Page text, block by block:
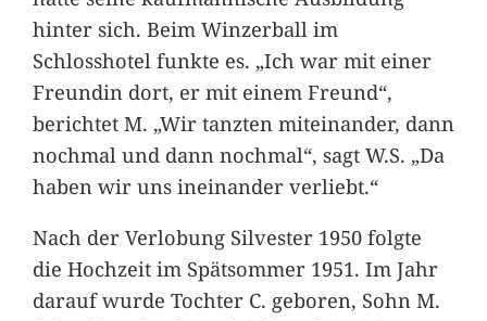
hinter sich. Beim Winzerball im
Schlosshotel funkte es. „Ich war mit einer
Freundin dort, er mit einem Freund“,
berichtet M. „Wir tanzten miteinander, dann
nochmal und dann nochmal“, sagt W.S. „Da
haben wir uns ineinander verliebt.“
Nach der Verlobung Silvester 1950 folgte
die Hochzeit im Spätsommer 1951. Im Jahr
darauf wurde Tochter C. geboren, Sohn M.